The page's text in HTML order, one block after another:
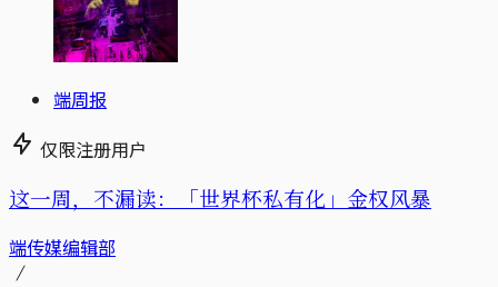
端周报
仅限注册用户
这一周，不漏读：「世界杯私有化」金权风暴
端传媒编辑部